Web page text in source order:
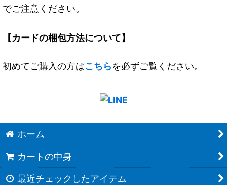
でご注意ください。
【カードの梱包方法について】
初めてご購入の方はこちらを必ずご覧ください。
ホーム
カートの中身
最近チェックしたアイテム